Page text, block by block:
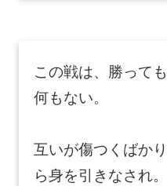
この戦は、勝って
何もない。
互いが傷つくばか
ら身を引きなされ